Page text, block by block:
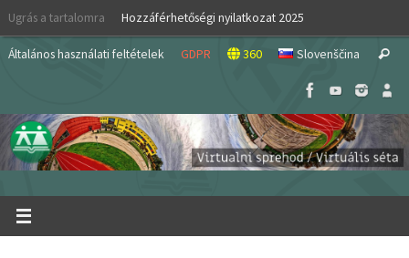
Skip
content
Ugrás a tartalomra Hozzáférhetőségi nyilatkozat 2025
Általános használati feltételek GDPR 360 Slovenščina Search